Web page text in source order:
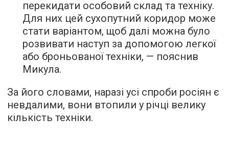
перекидати особовий склад та техніку.
Для них цей сухопутний коридор може
стати варіантом, щоб далі можна було
розвивати наступ за допомогою легкої
або броньованої техніки, — пояснив
Микула.
За його словами, наразі усі спроби росіян є
невдалими, вони втопили у річці велику
кількість техніки.